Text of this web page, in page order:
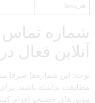
هزینه‌ها
شماره تماس
آنلاین فعال
توجه: این شماره‌ها صرفا
مطابقت نداشته باشند.
موتورهای جستجو اقدام